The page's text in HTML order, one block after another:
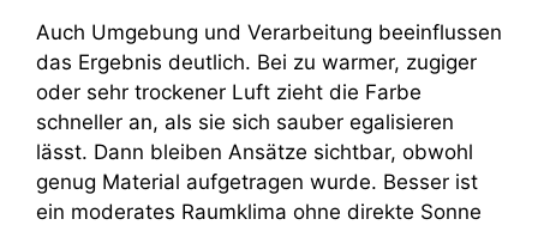
Auch Umgebung und Verarbeitung beeinflussen
das Ergebnis deutlich. Bei zu warmer, zugiger
oder sehr trockener Luft zieht die Farbe
schneller an, als sie sich sauber egalisieren
lässt. Dann bleiben Ansätze sichtbar, obwohl
genug Material aufgetragen wurde. Besser ist
ein moderates Raumklima ohne direkte Sonne